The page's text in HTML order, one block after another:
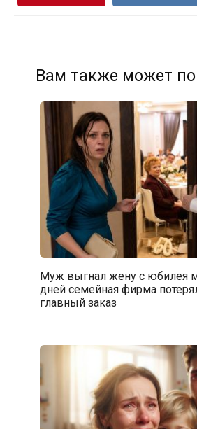
Вам также может
Муж выгнал жену с юбилея
дней семейная фирма
главный заказ